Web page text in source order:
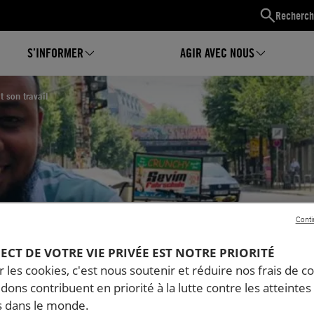
S’INFORMER AGIR AVEC NOUS
son travail
DE VOTRE VIE PRIVÉE EST NOTRE PRIORITÉ
les cookies, c'est nous soutenir et réduire nos frais de
contribuent en priorité à la lutte contre les
dans le monde.